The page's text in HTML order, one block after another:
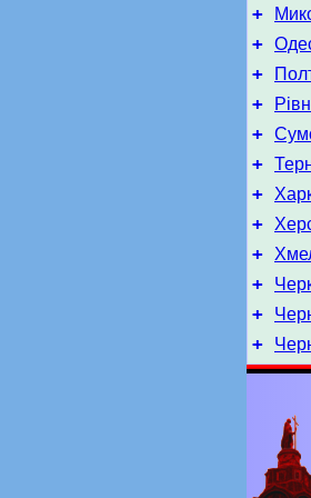
+
+
+
+
+
+
+
+
+
+
+
+